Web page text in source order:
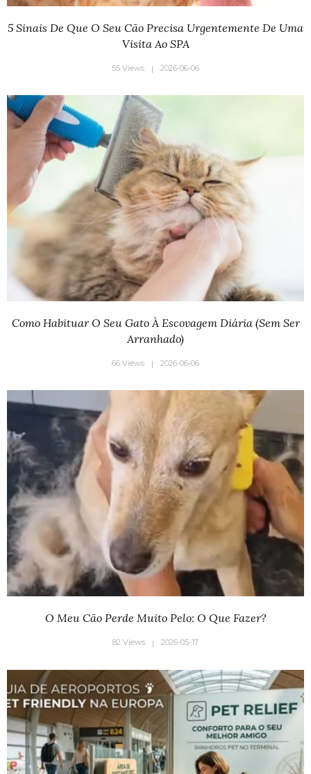
5 Sinais De Que O Seu Cão Precisa Urgentemente De Uma
Visita Ao SPA
55 Views 2026-06-06
Como Habituar O Seu Gato À Escovagem Diária (sem Ser
Arranhado)
66 Views 2026-06-06
O Meu Cão Perde Muito Pelo: O Que Fazer?
82 Views 2026-05-17